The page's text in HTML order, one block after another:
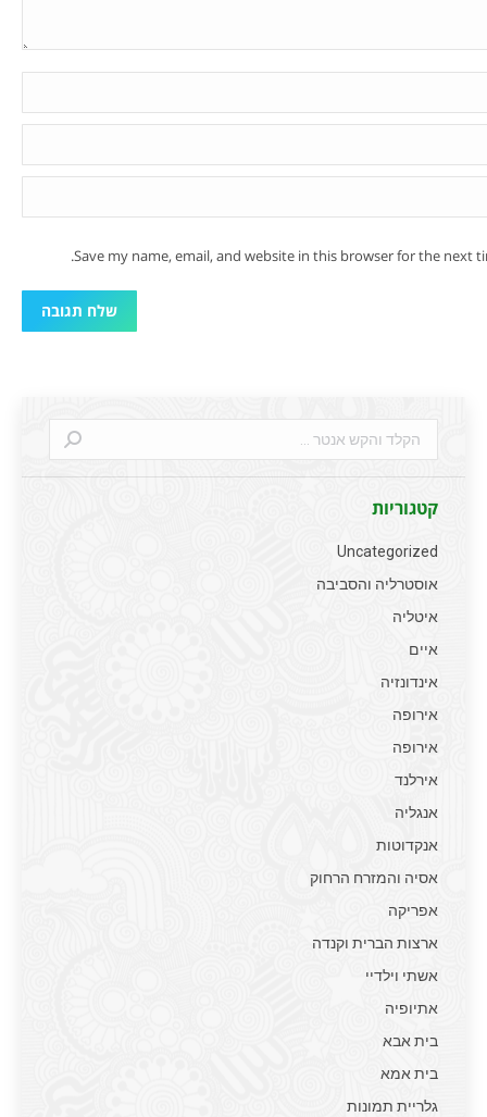
Save my name, email, and website in this browser for the next
שלח תגובה
Search:
קטגוריות
Uncategorized
אוסטרליה והסביבה
איטליה
איים
אינדונזיה
אירופה
אירופה
אירלנד
אנגליה
אנקדוטות
אסיה והמזרח הרחוק
אפריקה
ארצות הברית וקנדה
אשתי וילדיי
אתיופיה
בית אבא
בית אמא
גלריית תמונות